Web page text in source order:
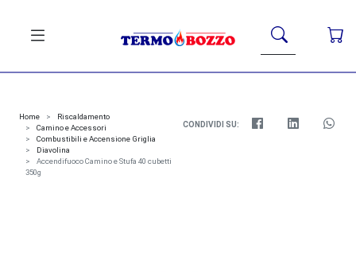
Home
Riscaldamento
Camino e Accessori
Combustibili e Accensione Griglia
Diavolina
Accendifuoco Camino e Stufa 40 cubetti
350g
CONDIVIDI SU: